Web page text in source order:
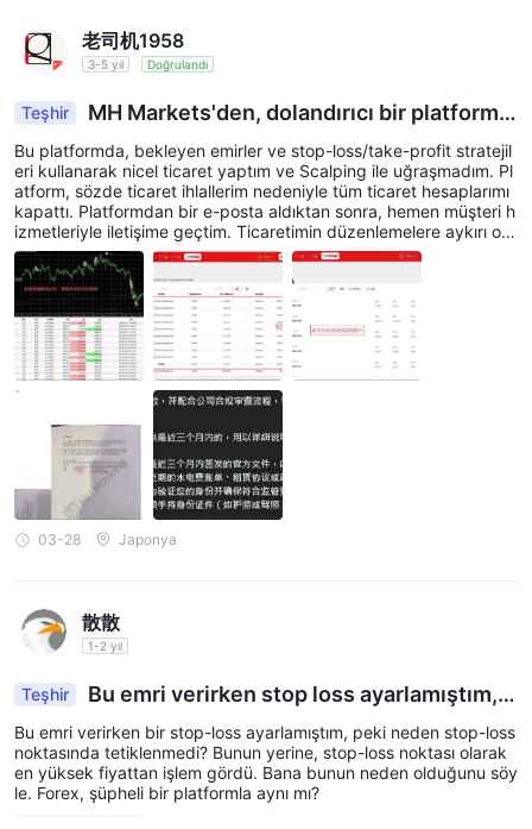
老司机1958
3-5 yıl Doğrulandı
Teşhir
MH Markets'den, dolandırıcı bir platform o
lduğu için uzak durun.
Bu platformda, bekleyen emirler ve stop-loss/take-profit stratejil
eri kullanarak nicel ticaret yaptım ve Scalping ile uğraşmadım. Pl
atform, sözde ticaret ihlallerim nedeniyle tüm ticaret hesaplarımı
kapattı. Platformdan bir e-posta aldıktan sonra, hemen müşteri h
izmetleriyle iletişime geçtim. Ticaretimin düzenlemelere aykırı old
uğunu belirttiler. Bu ticaret mantığının neden yasa dışı kabul edil
diğini anlamıyorum. Bu, ihlallerden kaçınmak için Martingale mant
ığını takip etmem ve ters yönde pozisyon eklemem gerektiği anl
amına mı geliyor? Müşteri hizmetleri, tüm kârlarımdan vazgeçers
em, gizlilik ihlali eden KYC (Müşterini Tanı) bilgilerini yüklemek zo
runda kalmayacağımı ve bir geri ödeme alacağımı söyledi. Bu ne
denle, kabul ettim ve platformun sözde belgesini imzaladım. Anc
ak, belgeyi imzalayıp yükledikten sonra, platform sözünden dön
dü ve benden KYC bilgilerimi sağlamamı istedi. Bu platformun, gi
zliliğimi zorla ihlal etmeye ne hakkı var? Bu yasa dışıdır. Tüm Fore
x tüccarlarını, bu ahlaksız ve etik dışı platformdan uzak durmaya
çağırıyorum!
03-28 Japonya
散散
1-2 yıl
Teşhir
Bu emri verirken stop loss ayarlamıştım, n
eden?
Bu emri verirken bir stop-loss ayarlamıştım, peki neden stop-loss
noktasında tetiklenmedi? Bunun yerine, stop-loss noktası olarak
en yüksek fiyattan işlem gördü. Bana bunun neden olduğunu söy
le. Forex, şüpheli bir platformla aynı mı?